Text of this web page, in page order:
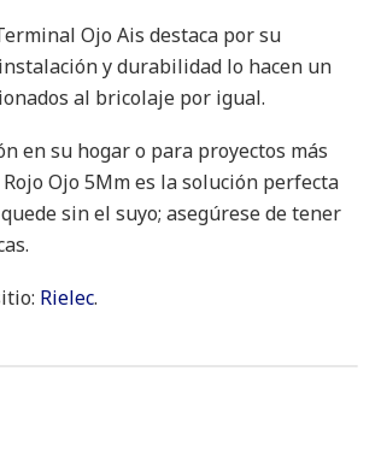
Ojo Ais destaca por su
y durabilidad lo hacen un
al bricolaje por igual.
en su hogar o para proyectos más
Ojo 5Mm es la solución perfecta
sin el suyo; asegúrese de tener
Rielec.